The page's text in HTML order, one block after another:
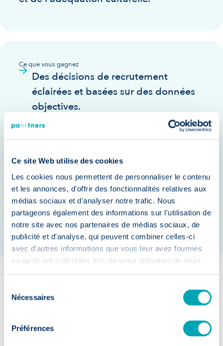
Ce site Web utilise des cookies
Les cookies nous permettent de personnaliser le contenu
et les annonces, d'offrir des fonctionnalités relatives aux
médias sociaux et d'analyser notre trafic. Nous
partageons également des informations sur l'utilisation de
notre site avec nos partenaires de médias sociaux, de
publicité et d'analyse, qui peuvent combiner celles-ci
avec d'autres informations que vous leur avez fournies
ou qu'ils ont collectées lors de votre utilisation de leurs
Nécessaires
Préférences
Ce que vous gagnez
Des décisions de recrutement
éclairées et basées sur des données
objectives.
Une réduction significative du taux
de rotation du personnel.
Un renforcement de la performance
globale de vos équipes.
Un avantage concurrentiel grâce à
l'acquisition des meilleurs talents du
marché.
Nos garanties :